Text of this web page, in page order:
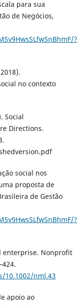
para sua
de Negócios,
?
no contexto
Social
Directions.
social nos
proposta de
de Gestão
?
enterprise. Nonprofit
10.1002/nml.43
apoio ao